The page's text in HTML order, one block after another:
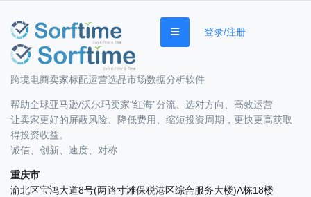
登录/注册
跨境电商卖家标配运营选品市场数据分析软件
帮助全球亚马逊/沃尔玛卖家“红海”分流、选对方向、高效运营
让卖家更好的屏蔽风险、降低费用、缩短投资周期，更快更高获取
得投资收益。
诚信、创新、速度、对称
重庆市
渝北区宝鸿大道8号(两路寸滩保税港区综合服务大楼)A栋18楼